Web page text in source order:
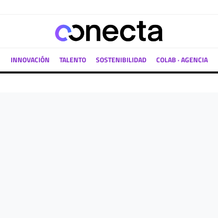
INNOVACIÓN TALENTO SOSTENIBILIDAD COLAB · AGENCIA